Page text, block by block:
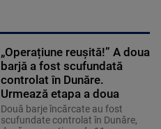
„Operațiune reușită!” A doua
barjă a fost scufundată
controlat în Dunăre.
Urmează etapa a doua
Două barje încărcate au fost
scufundate controlat în Dunăre,